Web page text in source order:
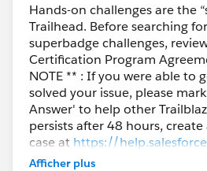
Hands-on challenges are the
Trailhead. Before searching
superbadge challenges,
Certification Program
NOTE ** : If you were able to
solved your issue, please
Answer' to help other
persists after 48 hours,
case at https://
further assistance.
Afficher plus